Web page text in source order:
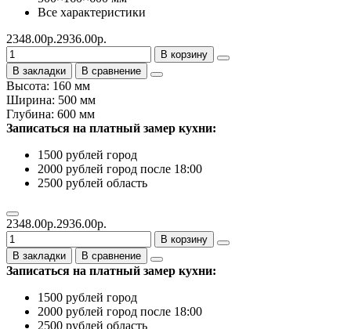
Все характеристики
2348.00р.2936.00р.
В корзину
В закладки
В сравнение
Высота: 160 мм
Ширина: 500 мм
Глубина: 600 мм
Записаться на платный замер кухни:
1500 рублей город
2000 рублей город после 18:00
2500 рублей область
2348.00р.2936.00р.
В корзину
В закладки
В сравнение
Записаться на платный замер кухни:
1500 рублей город
2000 рублей город после 18:00
2500 рублей область